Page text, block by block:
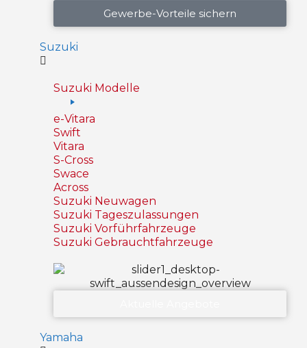
Gewerbe-Vorteile sichern
Suzuki
Suzuki Modelle
e-Vitara
Swift
Vitara
S-Cross
Swace
Across
Suzuki Neuwagen
Suzuki Tageszulassungen
Suzuki Vorführfahrzeuge
Suzuki Gebrauchtfahrzeuge
Yamaha